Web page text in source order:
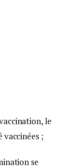
le
vaccinées ;
se